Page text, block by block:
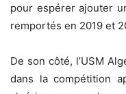
pour espérer ajouter
remportés en 2019 et
‎‎De son côté, l’USM
dans la compétition